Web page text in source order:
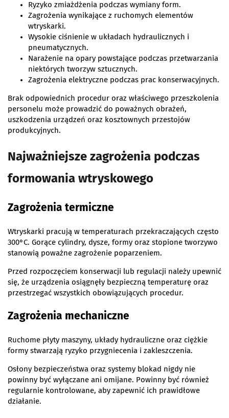
Ryzyko zmiażdżenia podczas wymiany form.
Zagrożenia wynikające z ruchomych elementów
wtryskarki.
Wysokie ciśnienie w układach hydraulicznych i
pneumatycznych.
Narażenie na opary powstające podczas przetwarzania
niektórych tworzyw sztucznych.
Zagrożenia elektryczne podczas prac konserwacyjnych.
Brak odpowiednich procedur oraz właściwego przeszkolenia
personelu może prowadzić do poważnych obrażeń,
uszkodzenia urządzeń oraz kosztownych przestojów
produkcyjnych.
Najważniejsze zagrożenia podczas
formowania wtryskowego
Zagrożenia termiczne
Wtryskarki pracują w temperaturach przekraczających często
300°C. Gorące cylindry, dysze, formy oraz stopione tworzywo
stanowią poważne zagrożenie poparzeniem.
Przed rozpoczęciem konserwacji lub regulacji należy upewnić
się, że urządzenia osiągnęły bezpieczną temperaturę oraz
przestrzegać wszystkich obowiązujących procedur.
Zagrożenia mechaniczne
Ruchome płyty maszyny, układy hydrauliczne oraz ciężkie
formy stwarzają ryzyko przygniecenia i zakleszczenia.
Osłony bezpieczeństwa oraz systemy blokad nigdy nie
powinny być wyłączane ani omijane. Powinny być również
regularnie kontrolowane, aby zapewnić ich prawidłowe
działanie.